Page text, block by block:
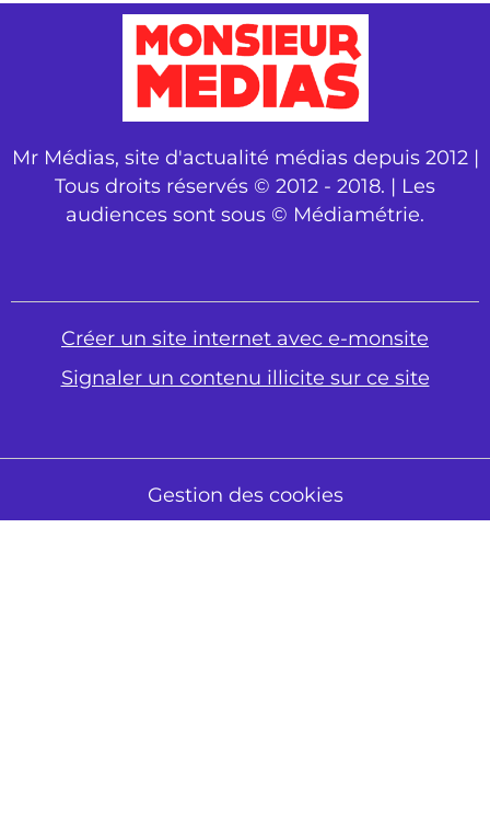
Mr Médias, site d'actualité médias depuis 2012 |
Tous droits réservés © 2012 - 2018. | Les
audiences sont sous © Médiamétrie.
Créer un site internet avec e-monsite
Signaler un contenu illicite sur ce site
Gestion des cookies